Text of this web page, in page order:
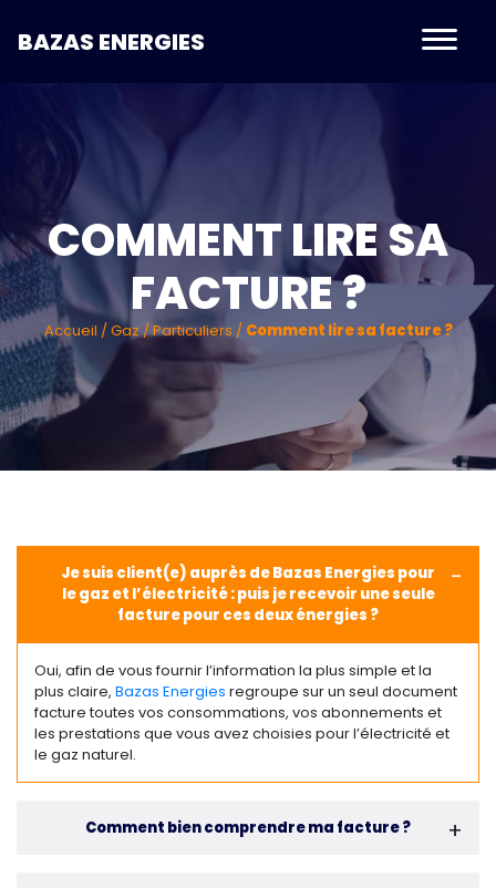
BAZAS ENERGIES
COMMENT LIRE SA
FACTURE ?
Accueil /Gaz/Particuliers / Comment lire sa facture ?
Je suis client(e) auprès de Bazas Energies pour
le gaz et l’électricité : puis je recevoir une seule
facture pour ces deux énergies ?
Oui, afin de vous fournir l’information la plus simple et la
plus claire, Bazas Energies regroupe sur un seul document
facture toutes vos consommations, vos abonnements et
les prestations que vous avez choisies pour l’électricité et
le gaz naturel.
Comment bien comprendre ma facture ?